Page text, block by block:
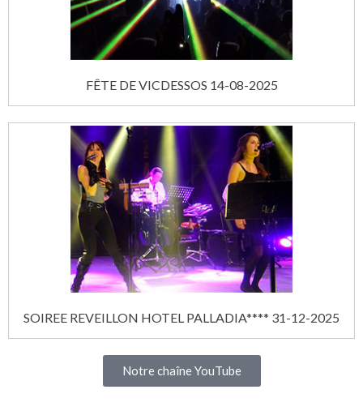
FÊTE DE VICDESSOS 14-08-2025
SOIREE REVEILLON HOTEL PALLADIA**** 31-12-2025
Notre chaîne YouTube